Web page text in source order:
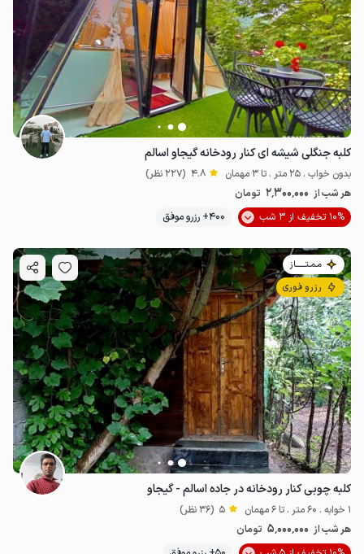
کلبه جنگلی شیشه ای کنار رودخانه گیجاو اسالم
بدون خواب . 25 متر . تا 3 مهمان 4.8 (227 نظر)
هر شب از 2٬300٬000 تومان
10% تخفیف از 3 شب
400+ رزرو موفق
مـمـتــــــاز
رزرو فوری
کلبه چوبی کنار رودخانه در جاده اسالم - گیجاو
1 خوابه . 60 متر . تا 6 مهمان 5 (36 نظر)
هر شب از 5٬000٬000 تومان